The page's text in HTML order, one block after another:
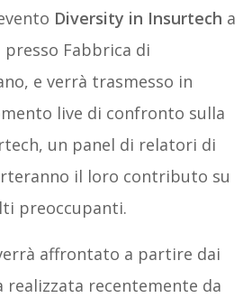
Diversity in Insurtech a
Fabbrica di
e verrà trasmesso in
live di confronto sulla
un panel di relatori di
il loro contributo su
preoccupanti.
affrontato a partire dai
realizzata recentemente da